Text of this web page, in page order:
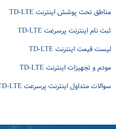
مناطق تحت پوشش اینترنت TD-LTE
ثبت نام اینترنت پرسرعت TD-LTE
لیست قیمت اینترنت TD-LTE
مودم و تجهیزات اینترنت TD-LTE
سوالات متداول اینترنت پرسرعت TD-LTE